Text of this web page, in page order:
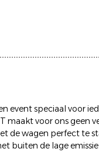
event speciaal voor
maakt voor ons geen
de wagen perfect te
buiten de lage